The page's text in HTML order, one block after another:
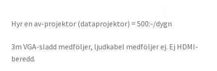
Hyr en av-projektor (dataprojektor) = 500:-/dygn
3m VGA-sladd medföljer, ljudkabel medföljer ej. Ej HDMI-
beredd.